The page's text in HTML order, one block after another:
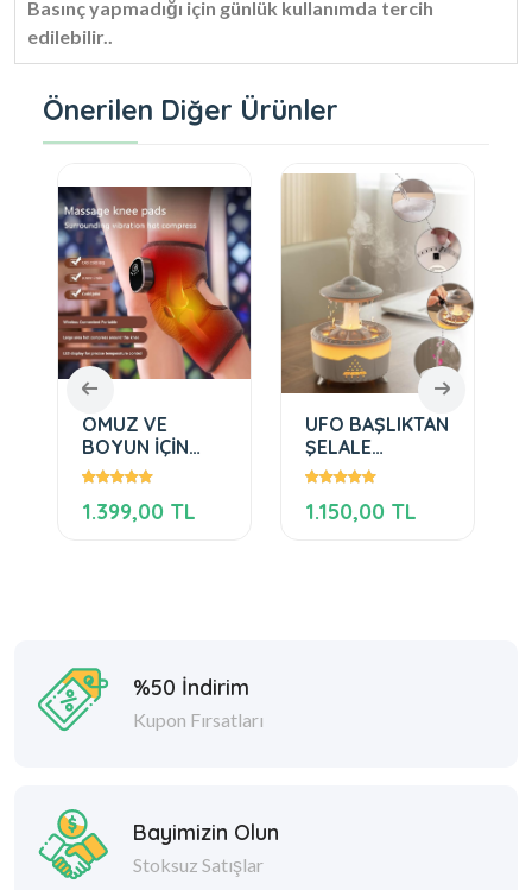
Basınç yapmadığı için günlük kullanımda tercih
edilebilir..
Önerilen Diğer Ürünler
OMUZ VE
BOYUN İÇİN
UZATMA
ISITMA DİZLİĞİ
1.399,00 TL
UFO BAŞLIKTAN
ŞELALE
DAMLACIKLI,KUMANDALI
NEMLENDİRİCİ
1.150,00 TL
%50 İndirim
Kupon Fırsatları
Bayimizin Olun
Stoksuz Satışlar